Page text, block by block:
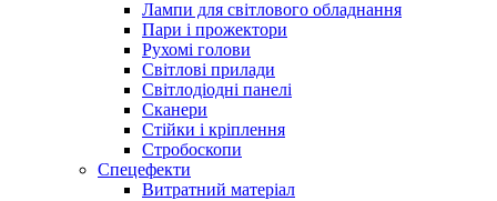
Лампи для світлового обладнання
Пари і прожектори
Рухомі голови
Світлові прилади
Світлодіодні панелі
Сканери
Стійки і кріплення
Стробоскопи
Спецефекти
Витратний матеріал